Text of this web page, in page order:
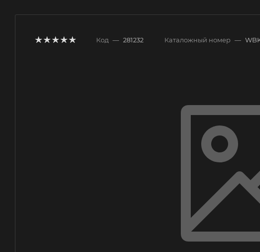
Код — 281232 Каталожный номер —